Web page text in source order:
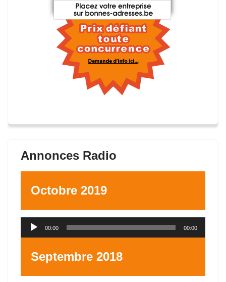
Annonces Radio
Octobre 2019
Lecteur
00:00 00:00
Septembre 2018